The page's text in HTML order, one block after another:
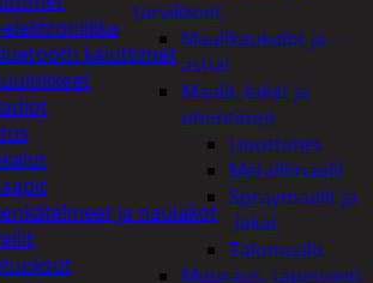
tarvikkeet
Maalikaukalot ja -
astiat
Maalit, lakat ja
ohentimet
Liuottimet
Metallimaalit
Spraymaalit ja
-lakat
Talomaalit
Muuraus, tapetointi
kaiuttimet
ja naulakot